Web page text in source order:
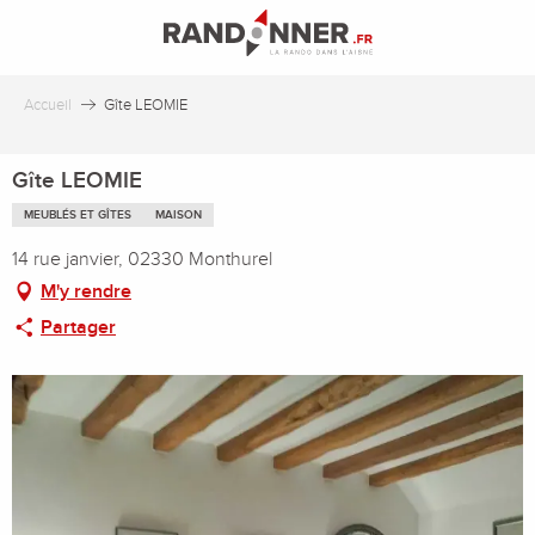
principal
Accueil Gîte LEOMIE
Gîte LEOMIE
MEUBLÉS ET GÎTES MAISON
14 rue janvier, 02330 Monthurel
M'y rendre
Partager